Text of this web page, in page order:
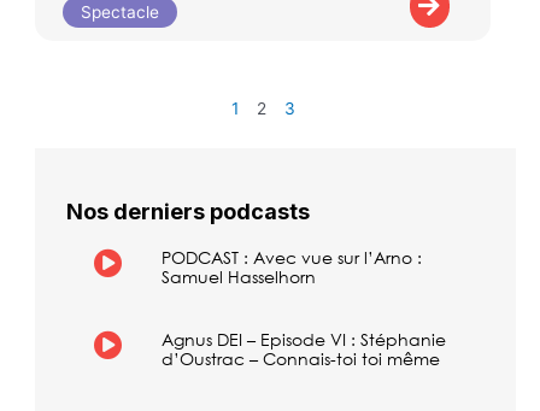
Spectacle
1 2 3
Nos derniers podcasts
PODCAST : Avec vue sur l’Arno :
Samuel Hasselhorn
Agnus DEI – Episode VI : Stéphanie
d’Oustrac – Connais-toi toi même